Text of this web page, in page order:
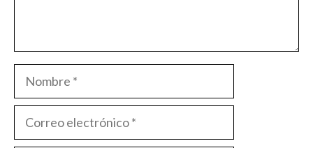
Nombre
Correo
electrónico